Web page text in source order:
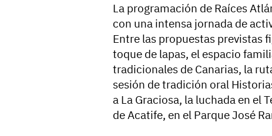
La programación de Raíces
con una intensa jornada de
Entre las propuestas previstas
toque de lapas, el espacio
tradicionales de Canarias, la
sesión de tradición oral
a La Graciosa, la luchada en el
de Acatife, en el Parque José